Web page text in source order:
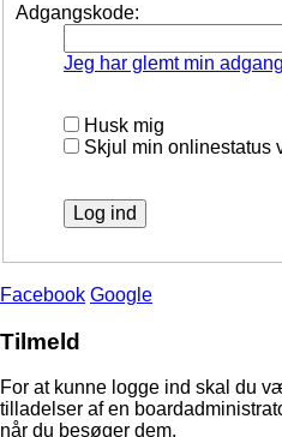
Adgangskode:
Jeg har glemt min
Husk mig
Skjul min onlinestatus
Facebook Google
Tilmeld
For at kunne logge ind skal du
tilladelser af en
når du besøger dem.